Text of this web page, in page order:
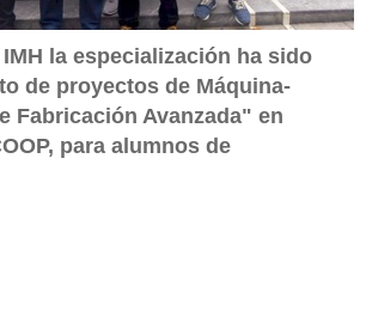
la especialización ha sido
de proyectos de Máquina-
Fabricación Avanzada" en
para alumnos de